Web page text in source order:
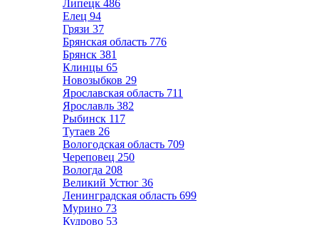
Липецк 486
Елец 94
Грязи 37
Брянская область 776
Брянск 381
Клинцы 65
Новозыбков 29
Ярославская область 711
Ярославль 382
Рыбинск 117
Тутаев 26
Вологодская область 709
Череповец 250
Вологда 208
Великий Устюг 36
Ленинградская область 699
Мурино 73
Кудрово 53